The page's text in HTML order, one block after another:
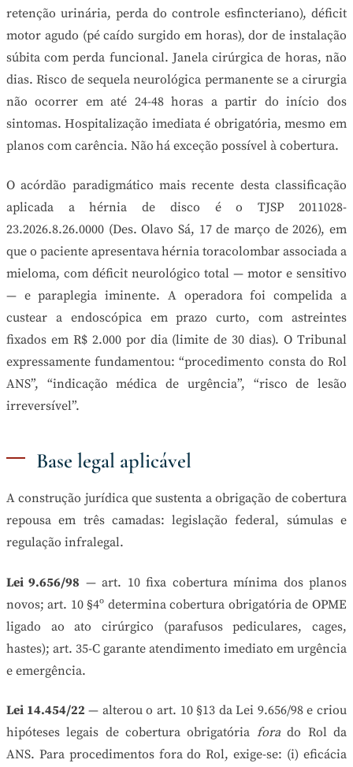
retenção urinária, perda do controle esfincteriano), déficit
motor agudo (pé caído surgido em horas), dor de instalação
súbita com perda funcional. Janela cirúrgica de horas, não
dias. Risco de sequela neurológica permanente se a cirurgia
não ocorrer em até 24-48 horas a partir do início dos
sintomas. Hospitalização imediata é obrigatória, mesmo em
planos com carência. Não há exceção possível à cobertura.
O acórdão paradigmático mais recente desta classificação
aplicada a hérnia de disco é o TJSP 2011028-
23.2026.8.26.0000 (Des. Olavo Sá, 17 de março de 2026), em
que o paciente apresentava hérnia toracolombar associada a
mieloma, com déficit neurológico total — motor e sensitivo
— e paraplegia iminente. A operadora foi compelida a
custear a endoscópica em prazo curto, com astreintes
fixados em R$ 2.000 por dia (limite de 30 dias). O Tribunal
expressamente fundamentou: “procedimento consta do Rol
ANS”, “indicação médica de urgência”, “risco de lesão
irreversível”.
Base legal aplicável
A construção jurídica que sustenta a obrigação de cobertura
repousa em três camadas: legislação federal, súmulas e
regulação infralegal.
Lei 9.656/98 — art. 10 fixa cobertura mínima dos planos
novos; art. 10 §4º determina cobertura obrigatória de OPME
ligado ao ato cirúrgico (parafusos pediculares, cages,
hastes); art. 35-C garante atendimento imediato em urgência
e emergência.
Lei 14.454/22 — alterou o art. 10 §13 da Lei 9.656/98 e criou
hipóteses legais de cobertura obrigatória forado Rol da
ANS. Para procedimentos fora do Rol, exige-se: (i) eficácia